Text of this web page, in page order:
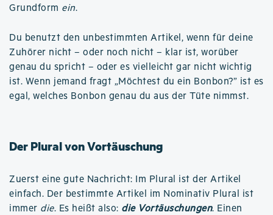
Grundform ein.
Du benutzt den unbestimmten Artikel, wenn für deine
Zuhörer nicht – oder noch nicht – klar ist, worüber
genau du spricht – oder es vielleicht gar nicht wichtig
ist. Wenn jemand fragt „Möchtest du ein Bonbon?” ist es
egal, welches Bonbon genau du aus der Tüte nimmst.
Der Plural von Vortäuschung
Zuerst eine gute Nachricht: Im Plural ist der Artikel
einfach. Der bestimmte Artikel im Nominativ Plural ist
immer die. Es heißt also: die Vortäuschungen. Einen